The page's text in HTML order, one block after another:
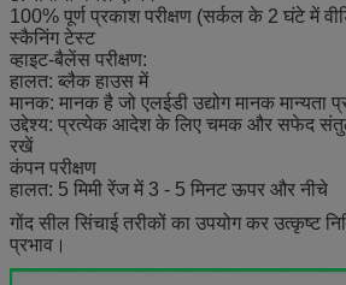
100% पूर्ण प्रकाश परीक्षण (सर्कल के 2 घंटे में
स्कैनिंग टेस्ट
व्हाइट-बैलेंस परीक्षण:
हालत: ब्लैक हाउस में
मानक: मानक है जो एलईडी उद्योग मानक मान्यता
उद्देश्य: प्रत्येक आदेश के लिए चमक और सफेद
रखें
कंपन परीक्षण
हालत: 5 मिमी रेंज में 3 - 5 मिनट ऊपर और नीचे
गोंद सील सिंचाई तरीकों का उपयोग कर उत्कृष्ट
प्रभाव।